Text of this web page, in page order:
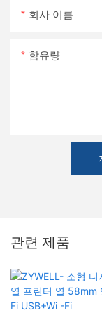
회사 이름
함유량
관련 제품